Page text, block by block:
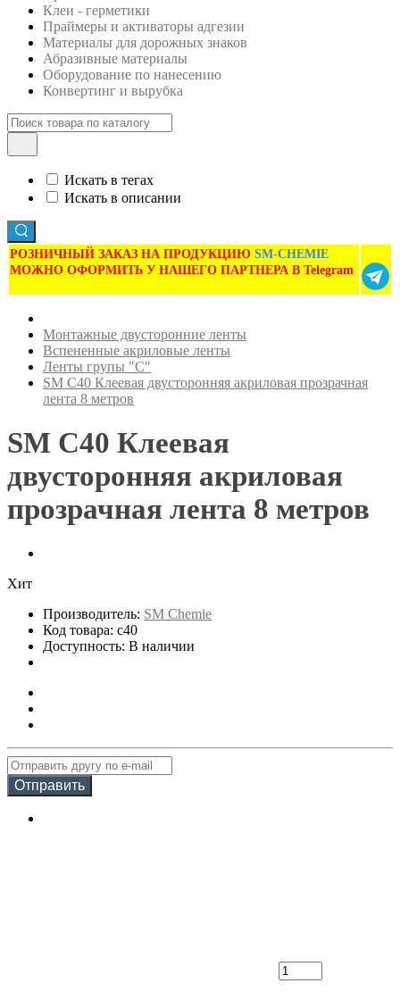
Клеи - герметики
Праймеры и активаторы адгезии
Материалы для дорожных знаков
Абразивные материалы
Оборудование по нанесению
Конвертинг и вырубка
Искать в тегах
Искать в описании
РОЗНИЧНЫЙ ЗАКАЗ НА ПРОДУКЦИЮ SM-CHEMIE
МОЖНО ОФОРМИТЬ У НАШЕГО ПАРТНЕРА В Telegram
Монтажные двусторонние ленты
Вспененные акриловые ленты
Ленты групы "C"
SM C40 Клеевая двусторонняя акриловая прозрачная
лента 8 метров
SM C40 Клеевая
двусторонняя акриловая
прозрачная лента 8 метров
Хит
Производитель: SM Chemie
Код товара: c40
Доступность: В наличии
Отправить